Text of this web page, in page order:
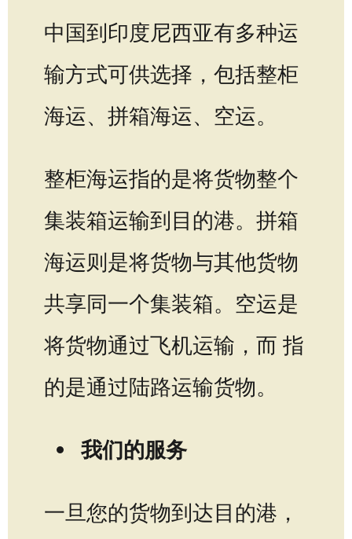
中国到印度尼西亚有多种运
输方式可供选择，包括整柜
海运、拼箱海运、空运。
整柜海运指的是将货物整个
集装箱运输到目的港。拼箱
海运则是将货物与其他货物
共享同一个集装箱。空运是
将货物通过飞机运输，而 指
的是通过陆路运输货物。
我们的服务
一旦您的货物到达目的港，